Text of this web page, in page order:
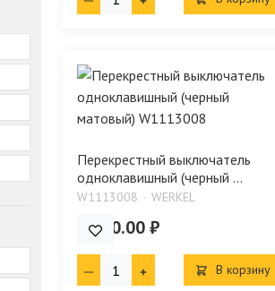
Перекрестный выключатель
одноклавишный (черный ...
W1113008 WERKEL
1 450.00 ₽
В корзину